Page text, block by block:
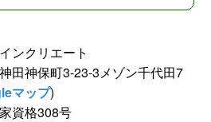
ンクリエート
田神保町3-23-3メゾン千代田7
マップ)
資格308号